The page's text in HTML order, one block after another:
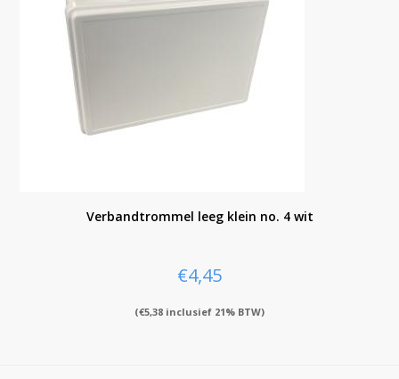
Verbandtrommel leeg klein no. 4 wit
€4,45
(€5,38 inclusief 21% BTW)